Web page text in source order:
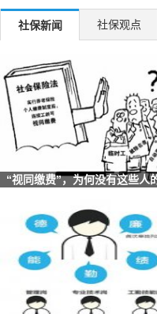
邯郸临漳开展社保政策宣传
泸州江阳区社保局：延伸服
异地制卡不犯难 社保“云端”牵
退休的单位已注销，怎么换
七台河破冰之举！社保卡+智
四川汉源：社保打好服务组合
湖北荆门：社保“私人定制”
安徽六安：叶集区人社局工
辽宁：全国首创 沈阳“智慧社
甘肃酒泉：数字引擎驱动社
海南省社保中心提示：离退
全国人民代表大会常务委员
梁建章建议按孩子数量发钱
宜宾三江新区两家单位荣获“
社保新闻 社保观点
“视同缴费”，为何没有这些人